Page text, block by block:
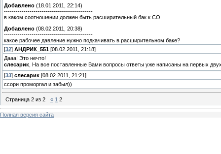
Добавлено (18.01.2011, 22:14)
---------------------------------------------
в каком соотношении должен быть расширительный бак к СО
Добавлено (08.02.2011, 20:38)
---------------------------------------------
какое рабочее давление нужно подкачивать в расширительном баке?
[32] АНДРИК_551 [08.02.2011, 21:18]
Дааа! Это нечто!
слесарик , На все поставленные Вами вопросы ответы уже написаны на первых
[33] слесарик [08.02.2011, 21:21]
ссори проморгал и забыл))
Страница 2 из 2 « 1 2
Полная версия сайта